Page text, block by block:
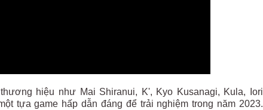
hiệu như Mai Shiranui, K', Kyo Kusanagi, Kula, Iori
tựa game hấp dẫn đáng để trải nghiệm trong năm 2023.